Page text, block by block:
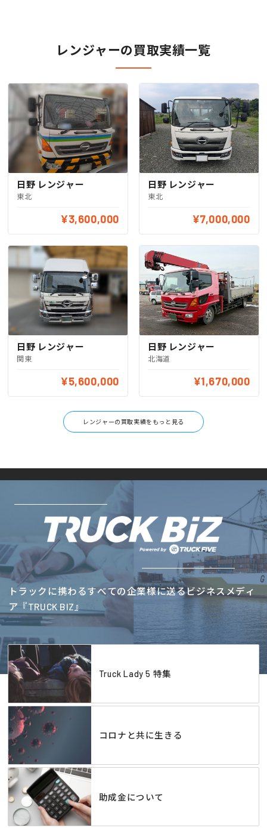
レンジャーの買取実績一覧
日野 レンジャー
東北
¥3,600,000
日野 レンジャー
東北
¥7,000,000
日野 レンジャー
関東
¥5,600,000
日野 レンジャー
北海道
¥1,670,000
レンジャーの買取実績をもっと見る
トラックに携わるすべての企業様に送るビジネスメディ
ア『TRUCK BIZ』
Truck Lady 5 特集
コロナと共に生きる
助成金について